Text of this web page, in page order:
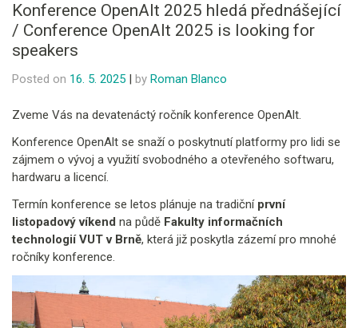
Konference OpenAlt 2025 hledá přednášející
/ Conference OpenAlt 2025 is looking for
speakers
Posted on 16. 5. 2025 by Roman Blanco
Zveme Vás na devatenáctý ročník konference OpenAlt.
Konference OpenAlt se snaží o poskytnutí platformy pro lidi se
zájmem o vývoj a využití svobodného a otevřeného softwaru,
hardwaru a licencí.
Termín konference se letos plánuje na tradiční první
listopadový víkend na půdě Fakulty informačních
technologií VUT v Brně, která již poskytla zázemí pro mnohé
ročníky konference.